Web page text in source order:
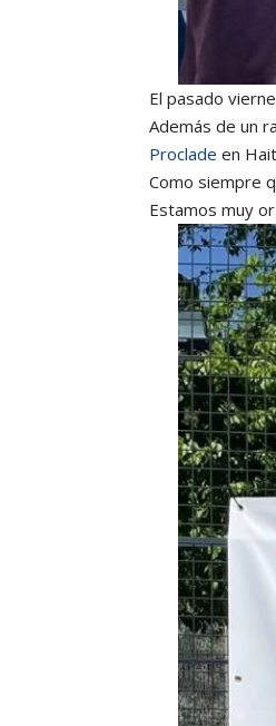
El pasado
Además de un
Procladeen
Como siempre
Estamos muy